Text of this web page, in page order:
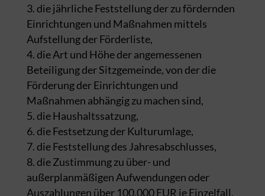
die jährliche Feststellung der zu fördernden
Einrichtungen und Maßnahmen mittels
Aufstellung der Förderliste,
die Art und Höhe der angemessenen
Beteiligung der Sitzgemeinde, von der die
Förderung der Einrichtungen und
Maßnahmen abhängig zu machen sind,
die Haushaltssatzung,
die Festsetzung der Kulturumlage,
die Feststellung des Jahresabschlusses,
die Zustimmung zu über- und
außerplanmäßigen Aufwendungen oder
Auszahlungen über 100.000 EUR je Einzelfall,